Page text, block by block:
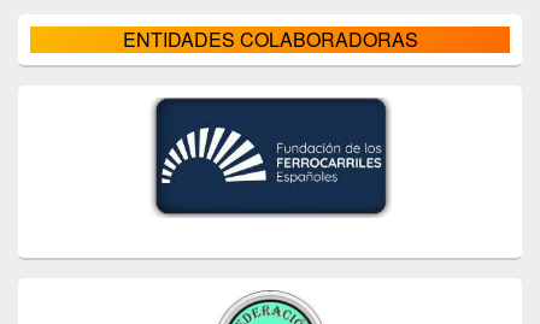
ENTIDADES COLABORADORAS